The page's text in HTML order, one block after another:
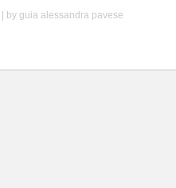
| by guia alessandra pavese